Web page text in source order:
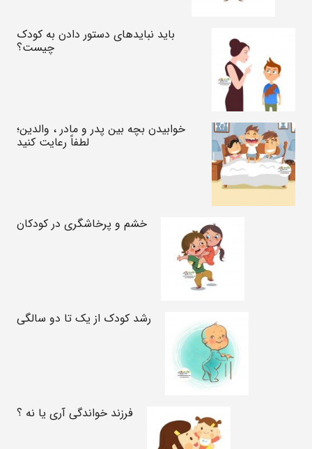
باید نبایدهای دستور دادن به کودک
چیست؟
خوابیدن بچه بین پدر و مادر ، والدین؛
لطفاً رعایت کنید
خشم و پرخاشگری در کودکان
رشد کودک از یک تا دو سالگی
فرزند خواندگی آری یا نه ؟